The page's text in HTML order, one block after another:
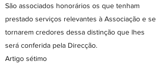
São associados honorários os que tenham
prestado serviços relevantes à Associação e se
tornarem credores dessa distinção que lhes
será conferida pela Direcção.
Artigo sétimo